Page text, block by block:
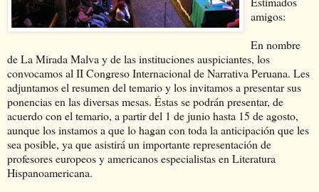
amigos:
En nombre
de La Mirada Malva y de las instituciones auspiciantes, los
convocamos al II Congreso Internacional de Narrativa Peruana. Les
adjuntamos el resumen del temario y los invitamos a presentar sus
ponencias en las diversas mesas. Éstas se podrán presentar, de
acuerdo con el temario, a partir del 1 de junio hasta 15 de agosto,
aunque los instamos a que lo hagan con toda la anticipación que les
sea posible, ya que asistirá un importante representación de
profesores europeos y americanos especialistas en Literatura
Hispanoamericana.